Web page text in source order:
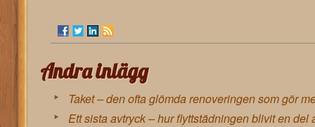
Andra inlägg
Taket – den ofta glömda renoveringen som gör
Ett sista avtryck – hur flyttstädningen blivit en del